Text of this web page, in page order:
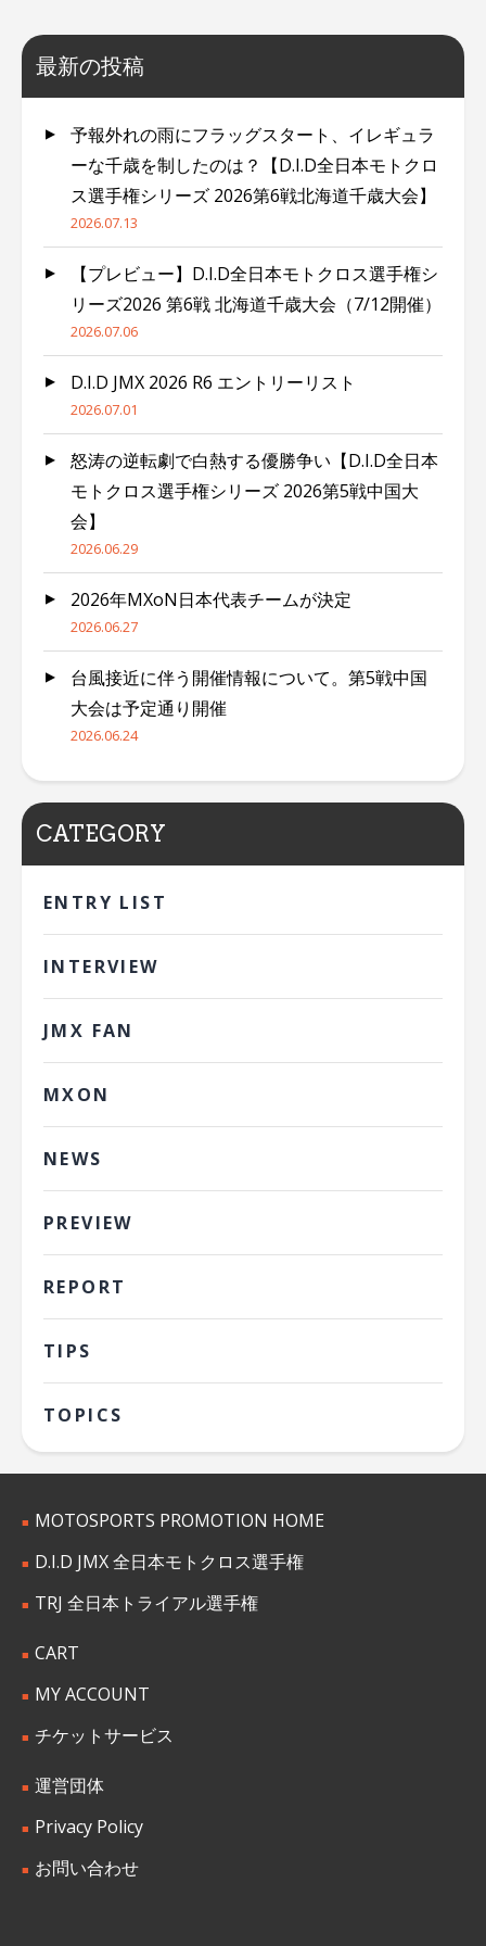
最新の投稿
予報外れの雨にフラッグスタート、イレギュラ
ーな千歳を制したのは？【D.I.D全日本モトクロ
ス選手権シリーズ 2026第6戦北海道千歳大会】
2026.07.13
【プレビュー】D.I.D全日本モトクロス選手権シ
リーズ2026 第6戦 北海道千歳大会（7/12開催）
2026.07.06
D.I.D JMX 2026 R6 エントリーリスト
2026.07.01
怒涛の逆転劇で白熱する優勝争い【D.I.D全日本
モトクロス選手権シリーズ 2026第5戦中国大
会】
2026.06.29
2026年MXoN日本代表チームが決定
2026.06.27
台風接近に伴う開催情報について。第5戦中国
大会は予定通り開催
2026.06.24
CATEGORY
ENTRY LIST
INTERVIEW
JMX FAN
MXON
NEWS
PREVIEW
REPORT
TIPS
TOPICS
MOTOSPORTS PROMOTION HOME
D.I.D JMX 全日本モトクロス選手権
TRJ 全日本トライアル選手権
CART
MY ACCOUNT
チケットサービス
運営団体
Privacy Policy
お問い合わせ